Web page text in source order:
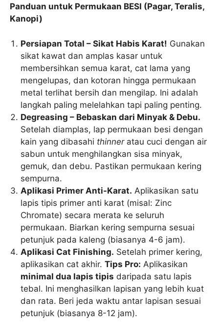
Panduan untuk Permukaan BESI (Pagar, Teralis,
Kanopi)
Persiapan Total – Sikat Habis Karat! Gunakan
sikat kawat dan amplas kasar untuk
membersihkan semua karat, cat lama yang
mengelupas, dan kotoran hingga permukaan
metal terlihat bersih dan mengilap. Ini adalah
langkah paling melelahkan tapi paling penting.
Degreasing – Bebaskan dari Minyak & Debu.
Setelah diamplas, lap permukaan besi dengan
kain yang dibasahi thinneratau cuci dengan air
sabun untuk menghilangkan sisa minyak,
gemuk, dan debu. Pastikan permukaan kering
sempurna.
Aplikasi Primer Anti-Karat. Aplikasikan satu
lapis tipis primer anti karat (misal: Zinc
Chromate) secara merata ke seluruh
permukaan. Biarkan kering sempurna sesuai
petunjuk pada kaleng (biasanya 4-6 jam).
Aplikasi Cat Finishing. Setelah primer kering,
aplikasikan cat akhir.Tips Pro: Aplikasikan
minimal dua lapis tipis daripada satu lapis
tebal. Ini menghasilkan lapisan yang lebih kuat
dan rata. Beri jeda waktu antar lapisan sesuai
petunjuk (biasanya 8-12 jam).